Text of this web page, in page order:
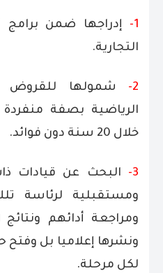
1-
إدراجها ضمن برامج
التجارية.
2-
شمولها للقروض
الرياضية بصفة
خلال 20 سنة دون فوائد.
3-
البحث عن قيادات
ومستقبلية لرئاسة
ونشرها إعلاميا بل وفتح
لكل مرحلة.